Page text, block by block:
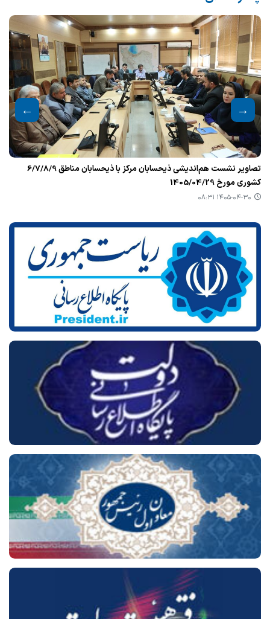
اولین نشست هم‌اندیشی سراسری ذیحسابان در روز دوشنبه مورخ
1405/04/08
۱۴۰۵-۰۴-۲۰ ۰۸:۴۸